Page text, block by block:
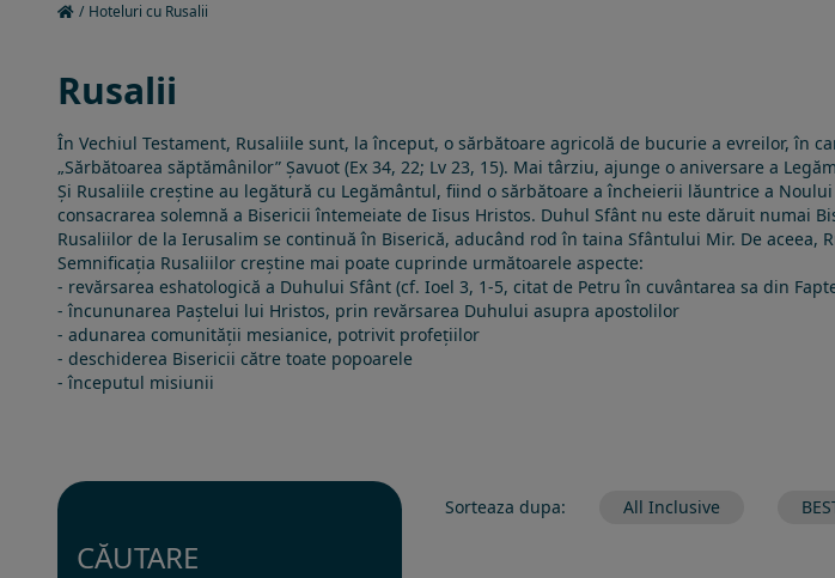
/ Hoteluri cu Rusalii
Rusalii
În Vechiul Testament, Rusaliile sunt, la început, o sărbătoare agricolă de bucurie a evreilor, în
„Sărbătoarea săptămânilor” Șavuot (Ex 34, 22; Lv 23, 15). Mai târziu, ajunge o aniversare a
Și Rusaliile creștine au legătură cu Legământul, fiind o sărbătoare a încheierii lăuntrice a
consacrarea solemnă a Bisericii întemeiate de Iisus Hristos. Duhul Sfânt nu este dăruit numai
Rusaliilor de la Ierusalim se continuă în Biserică, aducând rod în taina Sfântului Mir. De aceea,
Semnificația Rusaliilor creștine mai poate cuprinde următoarele aspecte:
- revărsarea eshatologică a Duhului Sfânt (cf. Ioel 3, 1-5, citat de Petru în cuvântarea sa din
- încununarea Paștelui lui Hristos, prin revărsarea Duhului asupra apostolilor
- adunarea comunității mesianice, potrivit profețiilor
- deschiderea Bisericii către toate popoarele
- începutul misiunii
CĂUTARE
Sorteaza dupa: All Inclusive